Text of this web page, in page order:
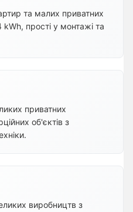
та малих приватних
прості у монтажі та
приватних
об'єктів з
виробництв з